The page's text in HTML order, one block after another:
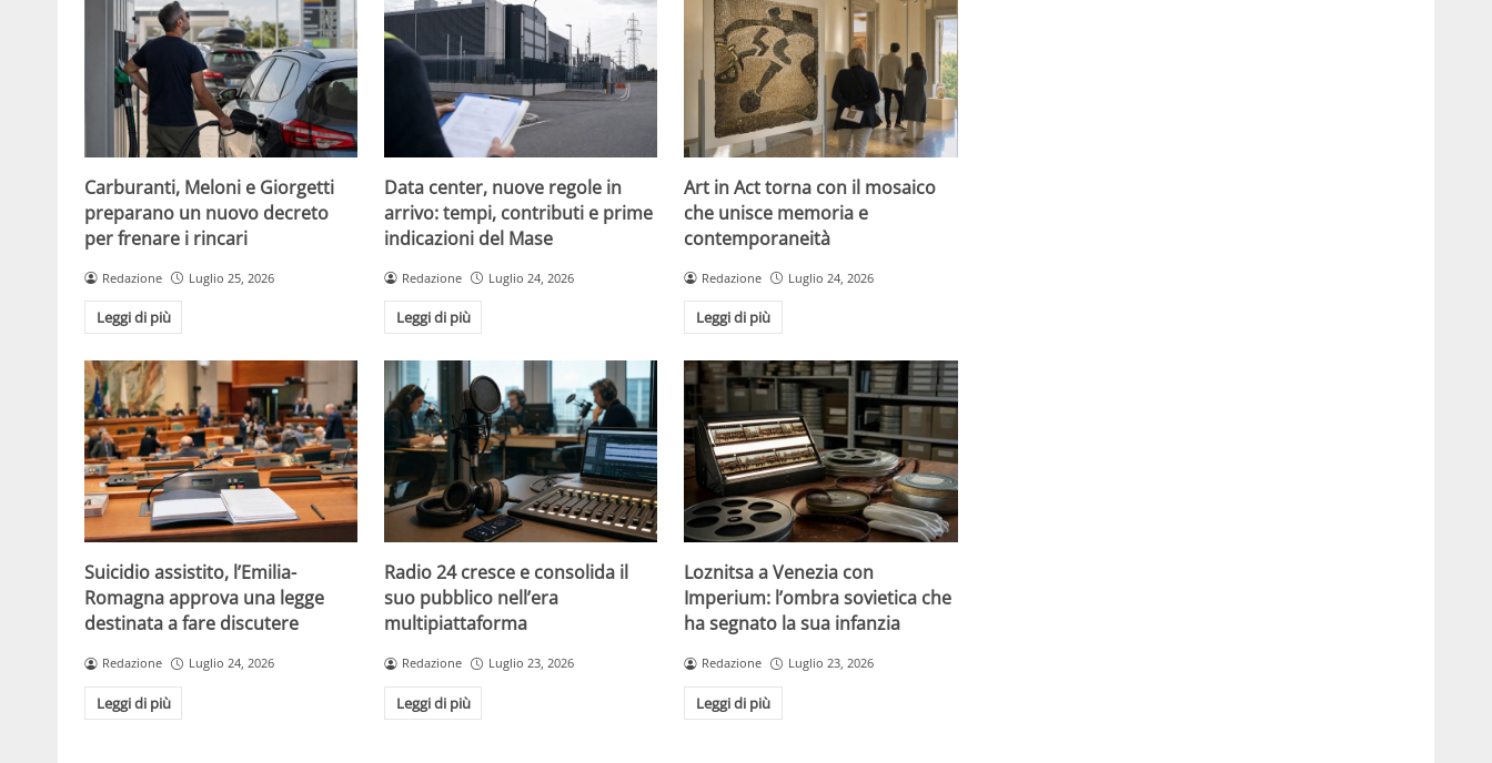
Carburanti, Meloni e Giorgetti
preparano un nuovo decreto
per frenare i rincari
Redazione Luglio 25, 2026
Leggi di più
Data center, nuove regole in
arrivo: tempi, contributi e prime
indicazioni del Mase
Redazione Luglio 24, 2026
Leggi di più
Art in Act torna con il mosaico
che unisce memoria e
contemporaneità
Redazione Luglio 24, 2026
Leggi di più
Suicidio assistito, l’Emilia-
Romagna approva una legge
destinata a fare discutere
Redazione Luglio 24, 2026
Leggi di più
Radio 24 cresce e consolida il
suo pubblico nell’era
multipiattaforma
Redazione Luglio 23, 2026
Leggi di più
Loznitsa a Venezia con
Imperium: l’ombra sovietica che
ha segnato la sua infanzia
Redazione Luglio 23, 2026
Leggi di più